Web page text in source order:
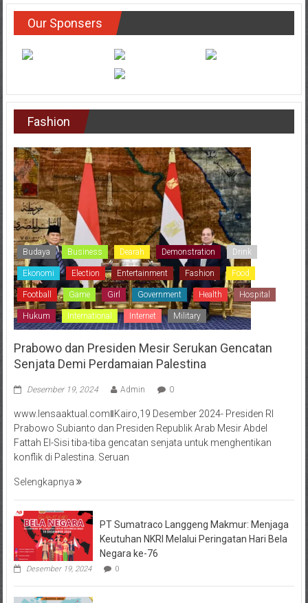
Our Sponsers
Fashion
Budaya Business Dearah Demonstration Drink
Ekonomi Election Entertainment Fashion Food
Football Game Girl Government Health Hospital
Hukum International Internet Military
Prabowo dan Presiden Mesir Serukan Gencatan
Senjata Demi Perdamaian Palestina
Desember 19, 2024 Admin 0
www.lensaaktual.comǁKairo,19 Desember 2024- Presiden RI
Prabowo Subianto dan Presiden Republik Arab Mesir Abdel
Fattah El-Sisi tiba-tiba gencatan senjata untuk menghentikan
konflik di Palestina. Seruan
Selengkapnya
PT Sumatraco Langgeng Makmur: Menjaga
Keutuhan NKRI Melalui Peringatan Hari Bela
Negara ke-76
Desember 19, 2024 0